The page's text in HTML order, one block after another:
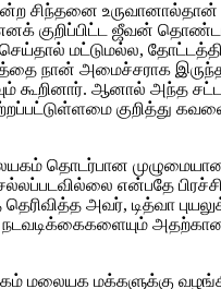
சிந்தனை
குறிப்பிட்ட ஜீவன்
மட்டுமல்ல,
நான் அமைச்சராக
கூறினார். ஆனால் அந்த
குறித்து
தொடர்பான
என்பதே
அவர், டித்வா
மலையக மக்களுக்கு